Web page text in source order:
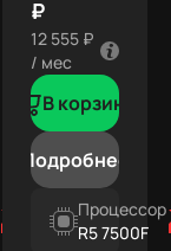
₽
12 555 ₽
/ мес
В корзину
Подробнее
Процессор
R5 7500F